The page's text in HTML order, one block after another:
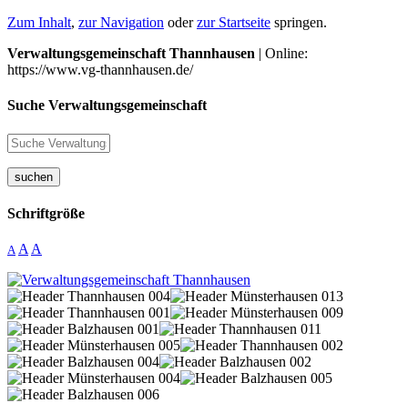
Zum Inhalt, zur Navigation oderzur Startseite springen.
Verwaltungsgemeinschaft Thannhausen | Online:
https://www.vg-thannhausen.de/
Suche Verwaltungsgemeinschaft
suchen
Schriftgröße
A A A